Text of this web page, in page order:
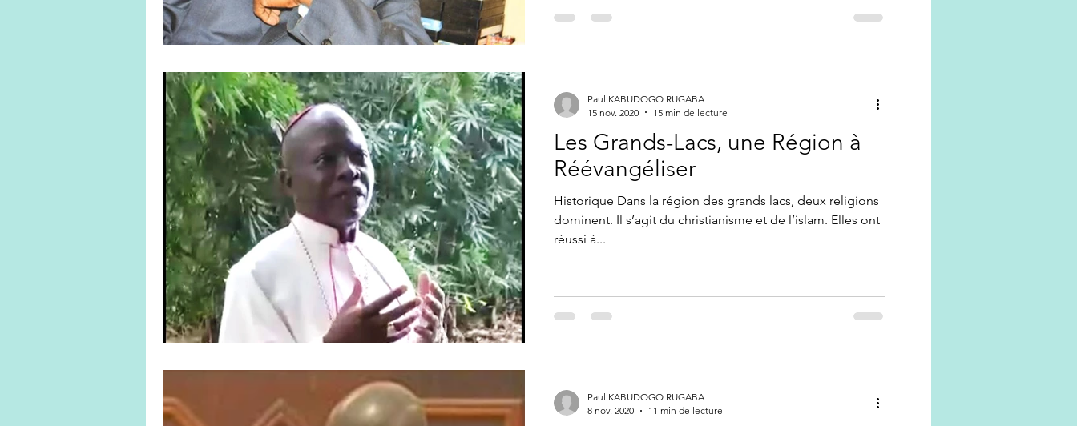
Les Grands-Lacs, une Région à
Réévangéliser
Historique Dans la région des grands lacs, deux religions
dominent. Il s’agit du christianisme et de l’islam. Elles ont
réussi à...
Paul KABUDOGO RUGABA
15 nov. 2020
15 min de lecture
Paul KABUDOGO RUGABA
8 nov. 2020
11 min de lecture